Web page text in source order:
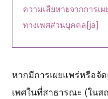
ความเสียหายจากการ
ทางเพศส่วนบุคคล[ja]
หากมีการเผยแพร่หรือจั
เพศในที่สาธารณะ (ใน